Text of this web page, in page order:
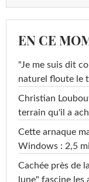
EN CE
"Je me suis dit
naturel floute le
Christian
terrain qu'il a
Cette arnaque
Windows : 2,5
Cachée près de
lune" fascine les